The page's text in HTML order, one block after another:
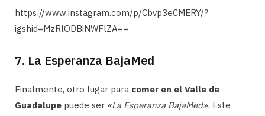
https://www.instagram.com/p/Cbvp3eCMERY/?
igshid=MzRlODBiNWFlZA==
7. La Esperanza BajaMed
Finalmente, otro lugar para comer en el Valle de
Guadalupe puede ser «La Esperanza BajaMed». Este